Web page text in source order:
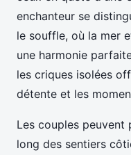
enchanteur se
le souffle, où la mer
une harmonie
les criques isolées
détente et les
Les couples peuvent
long des sentiers